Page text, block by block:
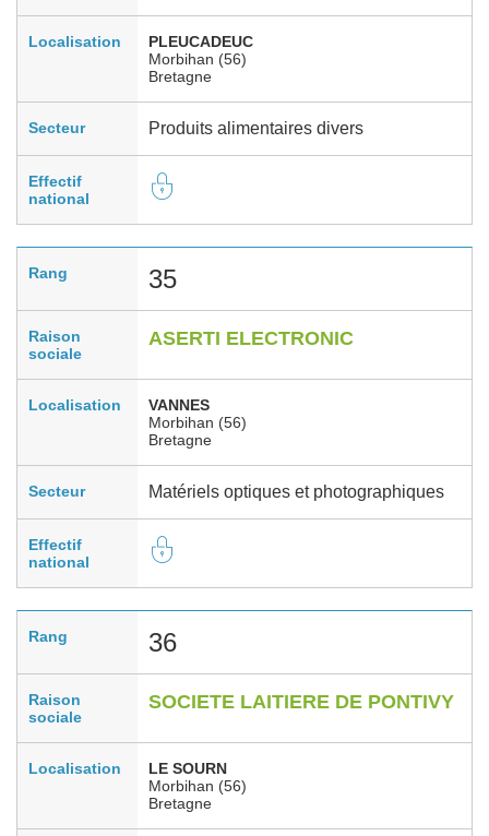
Localisation
PLEUCADEUC
Morbihan (56)
Bretagne
Secteur Produits alimentaires divers
Effectif
national
Rang 35
Raison
sociale
ASERTI ELECTRONIC
Localisation
VANNES
Morbihan (56)
Bretagne
Secteur Matériels optiques et photographiques
Effectif
national
Rang 36
Raison
sociale
SOCIETE LAITIERE DE PONTIVY
Localisation
LE SOURN
Morbihan (56)
Bretagne